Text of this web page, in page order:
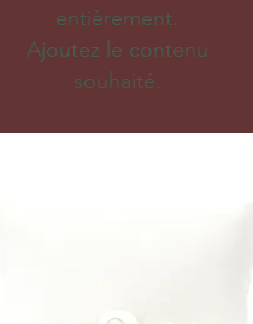
entièrement.
Ajoutez le contenu
souhaité.